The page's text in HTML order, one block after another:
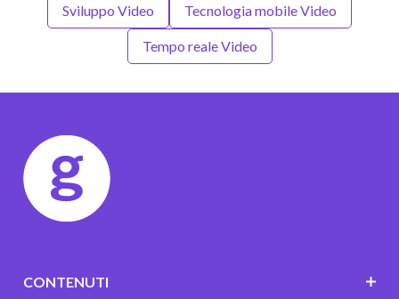
Sviluppo Video Tecnologia mobile Video
Tempo reale Video
CONTENUTI